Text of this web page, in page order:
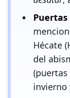
Hécate
del
(puertas
invierno